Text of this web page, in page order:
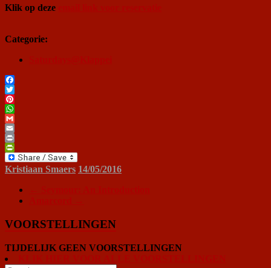
Klik op deze
Categorie:
Facebook
Twitter
Pinterest
WhatsApp
Gmail
Email
Print
PrintFriendly
Kristiaan Smaers 14/05/2016
VOORSTELLINGEN
TIJDELIJK GEEN VOORSTELLINGEN